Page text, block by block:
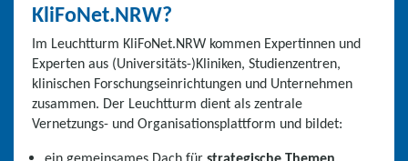
KliFoNet.NRW?
Im Leuchtturm KliFoNet.NRW kommen Expertinnen und
Experten aus (Universitäts-)Kliniken, Studienzentren,
klinischen Forschungseinrichtungen und Unternehmen
zusammen. Der Leuchtturm dient als zentrale
Vernetzungs- und Organisationsplattform und bildet: